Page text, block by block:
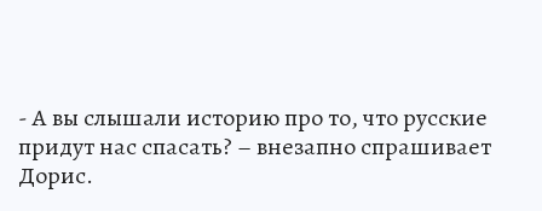
- А вы слышали историю про то, что русские
придут нас спасать? – внезапно спрашивает
Дорис.